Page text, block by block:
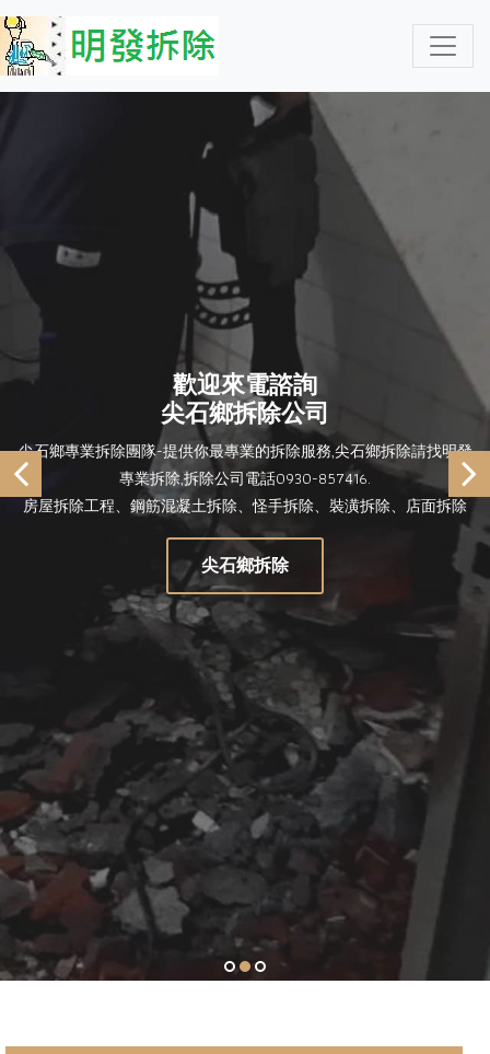
歡迎來電諮詢
尖石鄉拆除公司
尖石鄉專業拆除團隊-提供你最專業的拆除服務,尖石鄉拆除請找明發
專業拆除,拆除公司電話0930-857416.
房屋拆除工程、鋼筋混凝土拆除、怪手拆除、裝潢拆除、店面拆除
尖石鄉拆除
1 2 3